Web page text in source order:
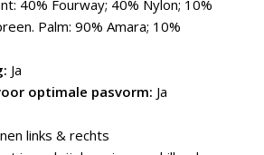
40% Fourway; 40% Nylon; 10%
Palm: 90% Amara; 10%
Ja
optimale pasvorm: Ja
links & rechts